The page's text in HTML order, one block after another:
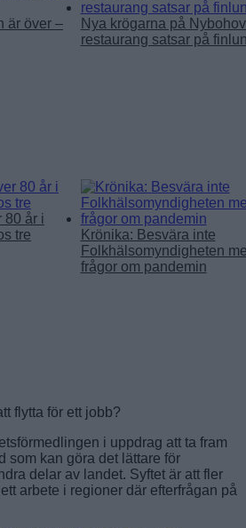
är över –
Nya krögarna på
restaurang satsar på
80 år i
tre
Krönika: Besvära inte
Folkhälsomyndigheten
frågor om pandemin
flytta för ett jobb?
i uppdrag att ta fram
som kan göra det lättare för
delar av landet. Syftet är att fler
arbete i regioner där efterfrågan på